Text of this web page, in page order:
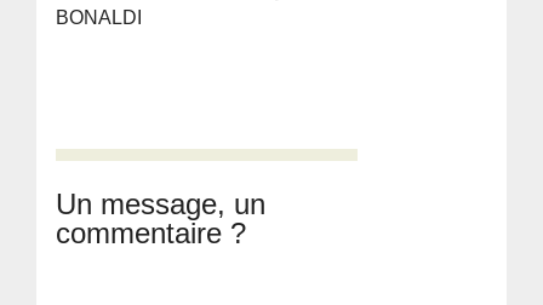
BONALDI
Un message, un
commentaire ?